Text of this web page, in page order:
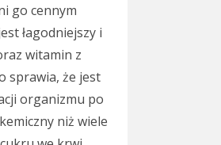
go cennym
łagodniejszy i
witamin z
sprawia, że jest
organizmu po
niż wiele